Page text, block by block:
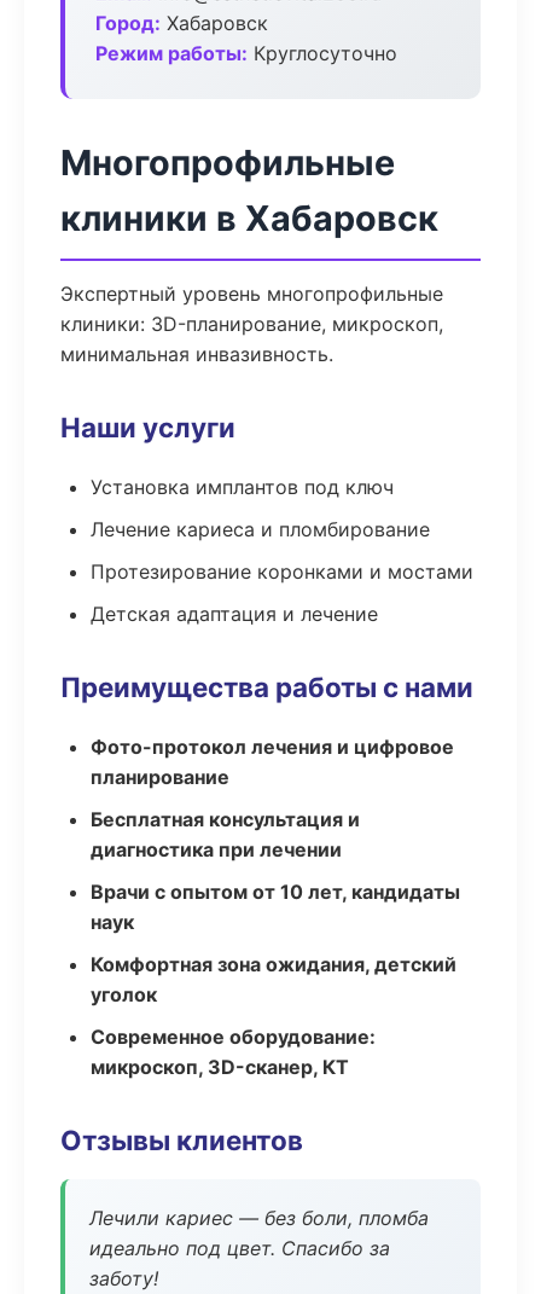
Город: Хабаровск
Режим работы: Круглосуточно
Многопрофильные
клиники в Хабаровск
Экспертный уровень многопрофильные
клиники: 3D-планирование, микроскоп,
минимальная инвазивность.
Наши услуги
Установка имплантов под ключ
Лечение кариеса и пломбирование
Протезирование коронками и мостами
Детская адаптация и лечение
Преимущества работы с нами
Фото-протокол лечения и цифровое
планирование
Бесплатная консультация и
диагностика при лечении
Врачи с опытом от 10 лет, кандидаты
наук
Комфортная зона ожидания, детский
уголок
Современное оборудование:
микроскоп, 3D-сканер, КТ
Отзывы клиентов
Лечили кариес — без боли, пломба
идеально под цвет. Спасибо за
заботу!